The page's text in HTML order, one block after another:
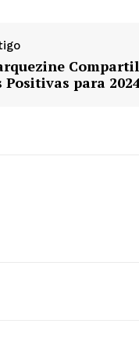
Positivas para